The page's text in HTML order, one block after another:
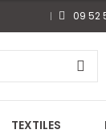
09 52
TEXTILES